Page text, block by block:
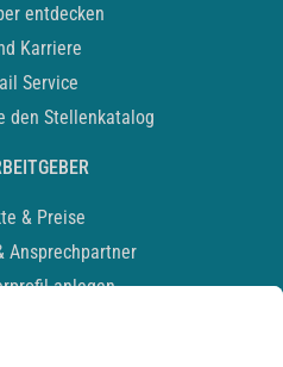
entdecken
Karriere
Service
den Stellenkatalog
& Preise
Ansprechpartner
anlegen
Podcast